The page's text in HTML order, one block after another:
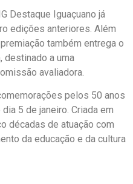
Destaque Iguaçuano já
edições anteriores. Além
também entrega o
destinado a uma
avaliadora.
pelos 50 anos
5 de janeiro. Criada em
décadas de atuação com
da educação e da cultura